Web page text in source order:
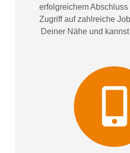
erfolgreichem
Zugriff auf zahlreiche
Deiner Nähe und